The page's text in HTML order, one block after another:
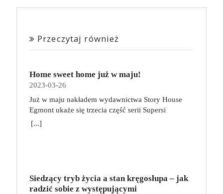
Przeczytaj również
Home sweet home już w maju!
2023-03-26
Już w maju nakładem wydawnictwa Story House
Egmont ukaże się trzecia część serii Supersi
scenarzysty Frederic Maupome. Ten tom nosi tytuł
przed odkryciem, kim są. W tej serii autorzy
[...]
Siedzący tryb życia a stan kręgosłupa – jak
radzić sobie z występującymi